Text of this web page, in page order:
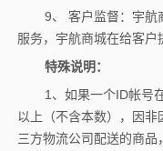
9、 客户监督：宇航
服务，宇航商城在给客户
特殊说明：
1 、如果一个ID帐号
以上（不含本数），因
三方物流公司配送的商